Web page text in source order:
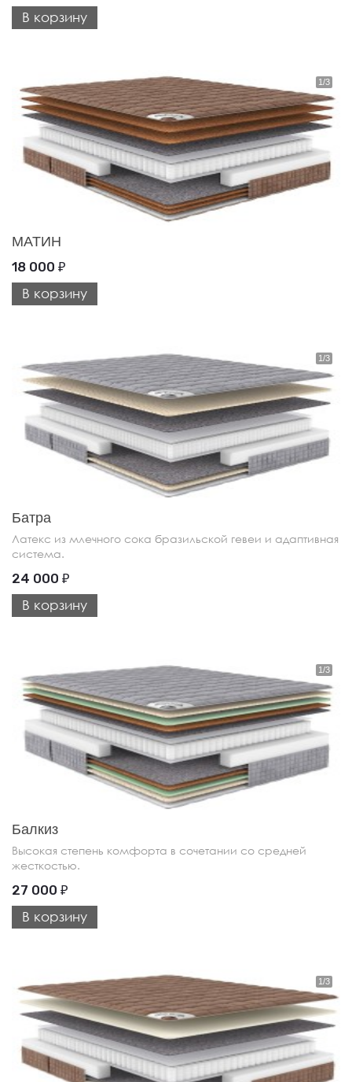
В корзину
МАТИН
18 000 ₽
В корзину
Батра
Латекс из млечного сока бразильской гевеи и адаптивная
система.
24 000 ₽
В корзину
Балкиз
Высокая степень комфорта в сочетании со средней
жесткостью.
27 000 ₽
В корзину